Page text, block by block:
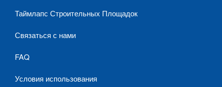
Таймлапс Строительных Площадок
Связаться с нами
FAQ
Условия использования